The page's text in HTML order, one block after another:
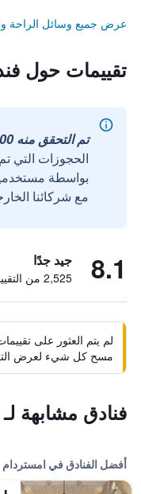
عرض جميع وسائل الراحة
تقييمات حول
تم التحقق منه 100%
الحجوزات التي
مع شركائنا
8.1 جيد جدًا
2,525 من التقييمات تم التحقق منها
لم يتم العثور على
مسح كل شيء لعرض
فنادق مشابهة
أفضل الفنادق في امستردام